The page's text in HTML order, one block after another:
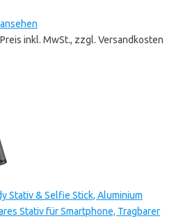
Preis inkl. MwSt., zzgl. Versandkosten
Stativ & Selfie Stick, Aluminium
Stativ für Smartphone, Tragbarer